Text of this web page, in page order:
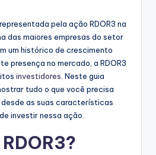
pela ação RDOR3 na
das maiores empresas do setor
um histórico de crescimento
presença no mercado, a RDOR3
investidores. Neste guia
tudo o que você precisa
desde as suas características
investir nessa ação.